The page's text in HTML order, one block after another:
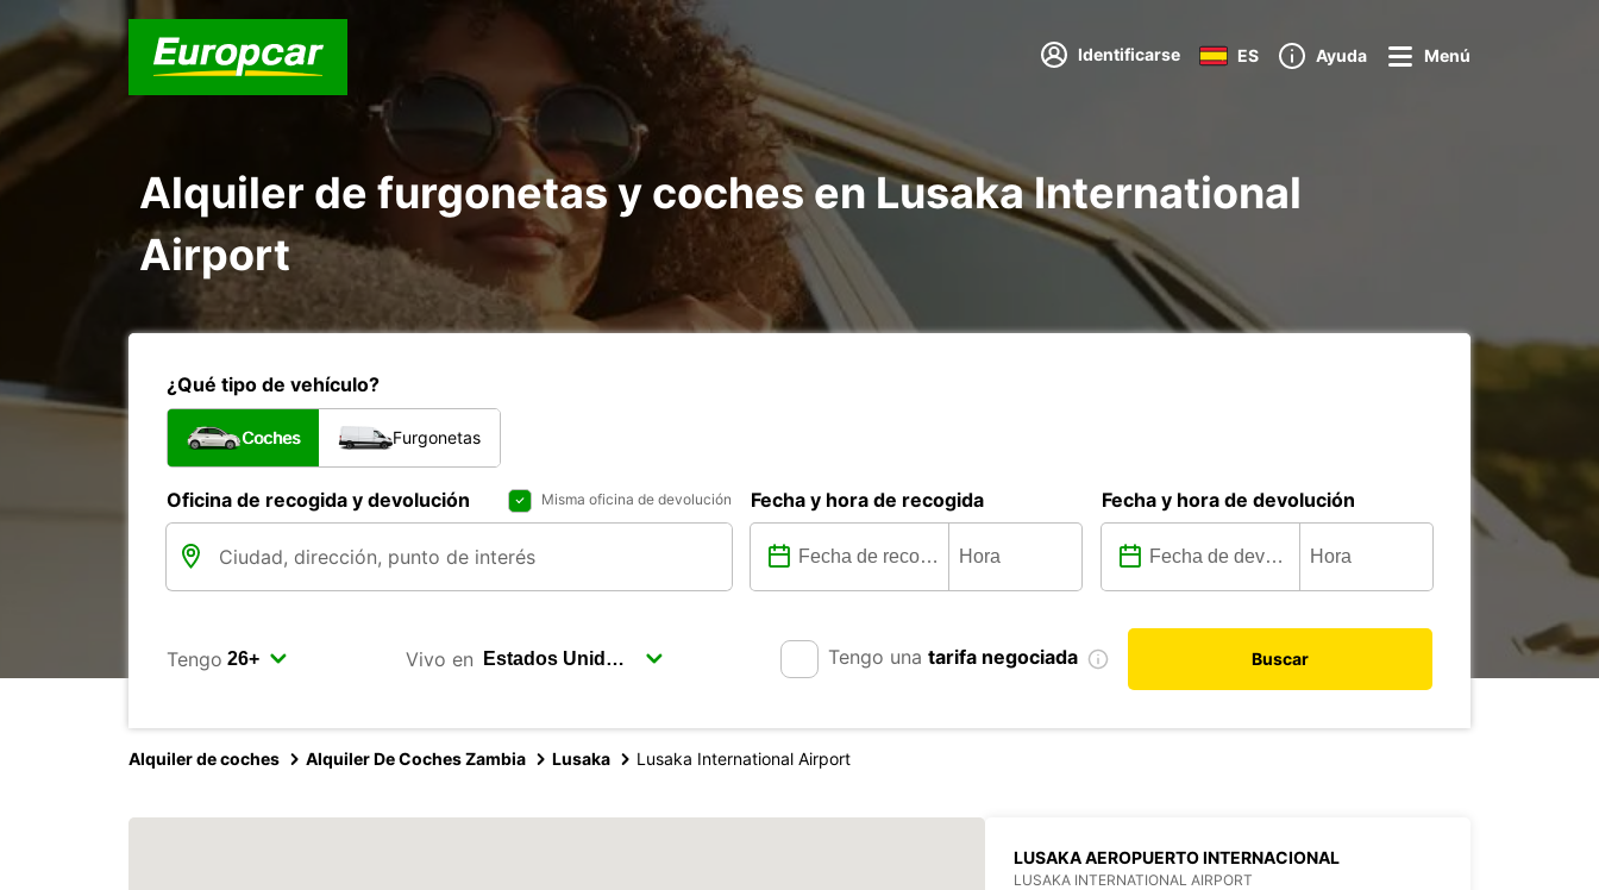
Identificarse ES Ayuda Menú
Alquiler de furgonetas y coches en Lusaka International
Airport
¿Qué tipo de vehículo?
Coches Furgonetas
Oficina de recogida y devolución Misma oficina de devolución Fecha y hora de recogida Fecha y hora de devolución
Tengo Vivo en Tengo una tarifa negociada Buscar
Alquiler de coches Alquiler De Coches Zambia Lusaka Lusaka International Airport
LUSAKA AEROPUERTO INTERNACIONAL
LUSAKA INTERNATIONAL AIRPORT